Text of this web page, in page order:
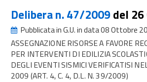
Delibera n. 47/2009del
Pubblicata in G.U. in data 08 Ottobre
ASSEGNAZIONE RISORSE A FAVORE
PER INTERVENTI DI EDILIZIA
DEGLI EVENTI SISMICI VERIFICATISI
2009 (ART. 4, C. 4, D.L. N. 39/2009)